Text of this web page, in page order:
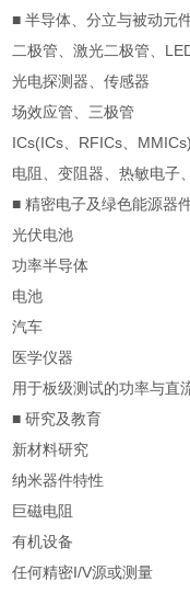
■ 半导体、分立与被动元
二极管、激光二极管、
光电探测器、传感器
场效应管、三极管
ICs(ICs、 RFICs、 MMICs)
电阻、变阻器、热敏电子
■ 精密电子及绿色能源器
光伏电池
功率半导体
电池
汽车
医学仪器
用于板级测试的功率与直
■ 研究及教育
新材料研究
纳米器件特性
巨磁电阻
有机设备
任何精密I/V源或测量